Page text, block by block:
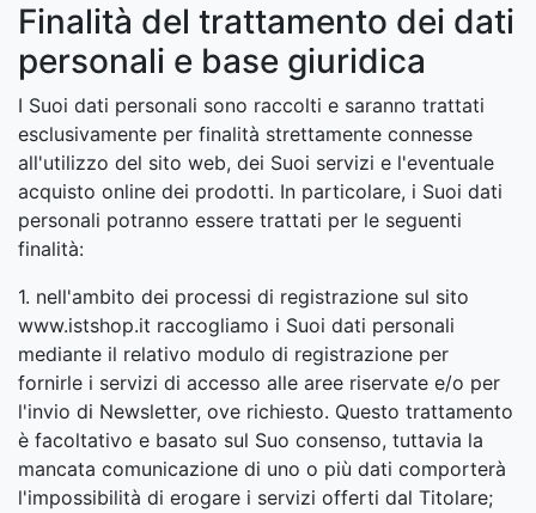
Finalità del trattamento dei dati
personali e base giuridica
I Suoi dati personali sono raccolti e saranno trattati
esclusivamente per finalità strettamente connesse
all'utilizzo del sito web, dei Suoi servizi e l'eventuale
acquisto online dei prodotti. In particolare, i Suoi dati
personali potranno essere trattati per le seguenti
finalità:
1. nell'ambito dei processi di registrazione sul sito
www.istshop.it raccogliamo i Suoi dati personali
mediante il relativo modulo di registrazione per
fornirle i servizi di accesso alle aree riservate e/o per
l'invio di Newsletter, ove richiesto. Questo trattamento
è facoltativo e basato sul Suo consenso, tuttavia la
mancata comunicazione di uno o più dati comporterà
l'impossibilità di erogare i servizi offerti dal Titolare;